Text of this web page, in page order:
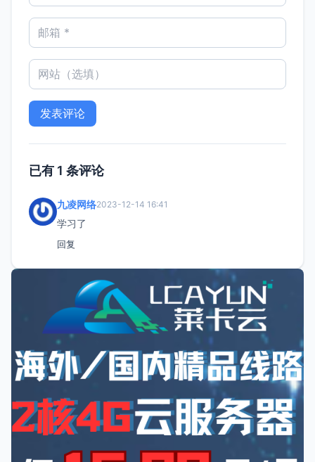
已有 1 条评论
九凌网络2023-12-14 16:41
学习了
回复